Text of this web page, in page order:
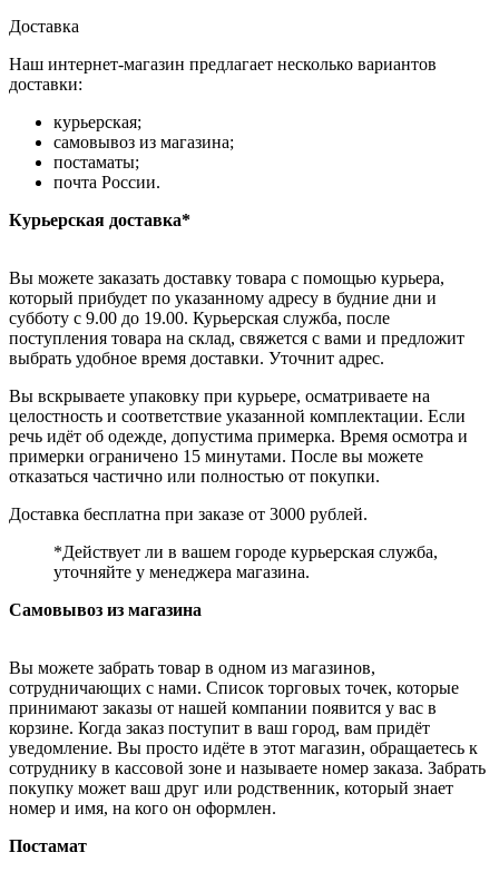
Доставка
Наш интернет-магазин предлагает несколько вариантов
доставки:
курьерская;
самовывоз из магазина;
постаматы;
почта России.
Курьерская доставка*
Вы можете заказать доставку товара с помощью курьера,
который прибудет по указанному адресу в будние дни и
субботу с 9.00 до 19.00. Курьерская служба, после
поступления товара на склад, свяжется с вами и предложит
выбрать удобное время доставки. Уточнит адрес.
Вы вскрываете упаковку при курьере, осматриваете на
целостность и соответствие указанной комплектации. Если
речь идёт об одежде, допустима примерка. Время осмотра и
примерки ограничено 15 минутами. После вы можете
отказаться частично или полностью от покупки.
Доставка бесплатна при заказе от 3000 рублей.
*Действует ли в вашем городе курьерская служба,
уточняйте у менеджера магазина.
Самовывоз из магазина
Вы можете забрать товар в одном из магазинов,
сотрудничающих с нами. Список торговых точек, которые
принимают заказы от нашей компании появится у вас в
корзине. Когда заказ поступит в ваш город, вам придёт
уведомление. Вы просто идёте в этот магазин, обращаетесь к
сотруднику в кассовой зоне и называете номер заказа. Забрать
покупку может ваш друг или родственник, который знает
номер и имя, на кого он оформлен.
Постамат